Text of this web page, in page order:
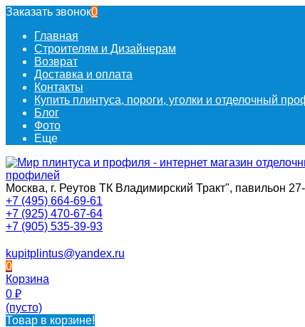
Заказать звонок0
Главная
Строителям и Дизайнерам
Возврат
Доставка и оплата
Контакты
Купить плинтуса, пороги, уголки и отделочный
Блог
Фото
Еще
Москва, г. Реутов ТК Владимирский Тракт", павильон
+7 (495) 664-69-61
+7 (925) 470-67-64
+7 (905) 535-39-93
kupitplintus@yandex.ru
0
Корзина
0 ₽
(пусто)
Товар в корзине!